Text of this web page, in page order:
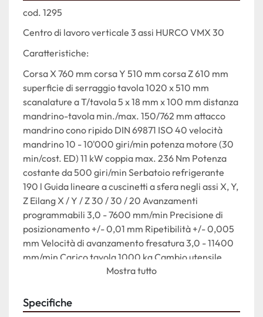
cod. 1295
Centro di lavoro verticale 3 assi HURCO VMX 30
Caratteristiche:
Corsa X 760 mm corsa Y 510 mm corsa Z 610 mm
superficie di serraggio tavola 1020 x 510 mm
scanalature a T/tavola 5 x 18 mm x 100 mm distanza
mandrino-tavola min./max. 150/762 mm attacco
mandrino cono ripido DIN 69871 ISO 40 velocità
mandrino 10 - 10'000 giri/min potenza motore (30
min/cost. ED) 11 kW coppia max. 236 Nm Potenza
costante da 500 giri/min Serbatoio refrigerante
190 l Guida lineare a cuscinetti a sfera negli assi X, Y,
Z Eilang X / Y / Z 30 / 30 / 20 Avanzamenti
programmabili 3,0 - 7600 mm/min Precisione di
posizionamento +/- 0,01 mm Ripetibilità +/- 0,005
mm Velocità di avanzamento fresatura 3,0 - 11400
mm/min Carico tavola 1000 kg Cambio utensile
automatico (doppio braccio) 24 stazioni Diametro
Lunghezza utensile 300 mm Peso utensile max. 7 kg
Peso macchina 4700 kg Ingombro L x P x A
Mostra tutto
Specifiche